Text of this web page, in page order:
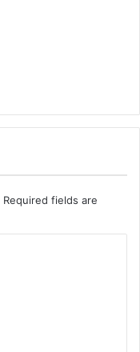
Required fields are